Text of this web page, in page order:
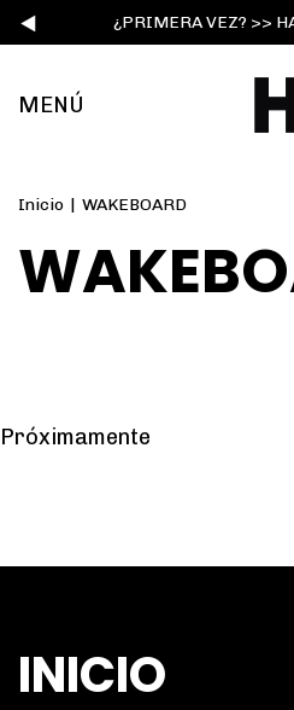
¿PRIMERA VEZ? >>
MENÚ
Inicio | WAKEBOARD
Próximamente
INICIO